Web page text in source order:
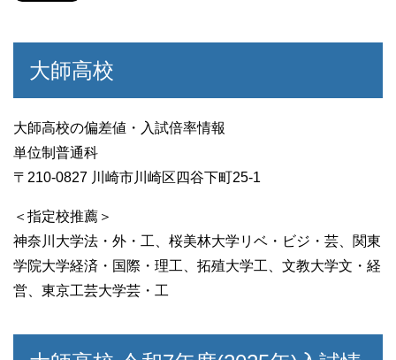
大師高校
大師高校の偏差値・入試倍率情報
単位制普通科
〒210-0827 川崎市川崎区四谷下町25-1
＜指定校推薦＞
神奈川大学法・外・工、桜美林大学リベ・ビジ・芸、関東
学院大学経済・国際・理工、拓殖大学工、文教大学文・経
営、東京工芸大学芸・工